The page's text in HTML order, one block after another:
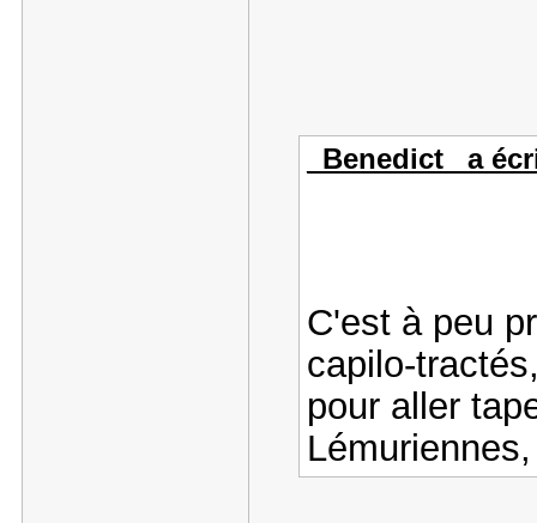
_Benedict_ a
C'est à peu
capilo-
pour aller